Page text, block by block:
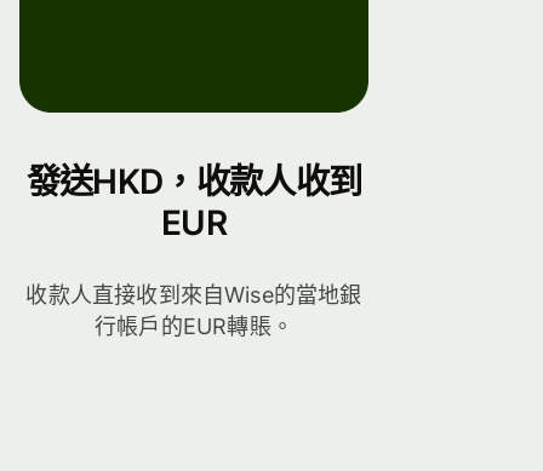
發送HKD，收款人收到
EUR
收款人直接收到來自Wise的當地銀
行帳戶的EUR轉賬。